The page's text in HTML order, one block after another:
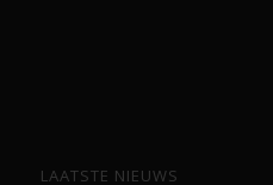
LAATSTE NIEUWS